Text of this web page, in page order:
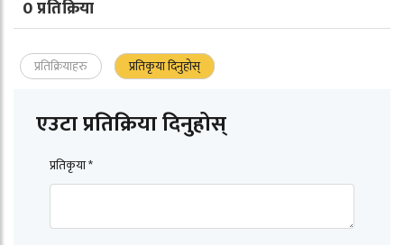
0 प्रतिक्रिया
प्रतिक्रियाहरु प्रतिकृया दिनुहोस्
एउटा प्रतिक्रिया दिनुहोस्
प्रतिकृया *